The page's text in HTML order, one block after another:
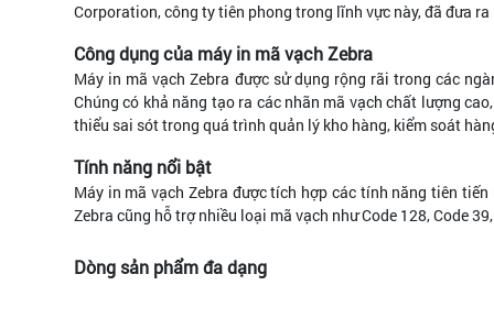
Corporation, công ty tiên phong trong lĩnh vực này, đã đưa
Công dụng của máy in mã vạch Zebra
Máy in mã vạch Zebra được sử dụng rộng rãi trong các
Chúng có khả năng tạo ra các nhãn mã vạch chất lượng
thiểu sai sót trong quá trình quản lý kho hàng, kiểm soát
Tính năng nổi bật
Máy in mã vạch Zebra được tích hợp các tính năng tiên
Zebra cũng hỗ trợ nhiều loại mã vạch như Code 128, Code
Dòng sản phẩm đa dạng